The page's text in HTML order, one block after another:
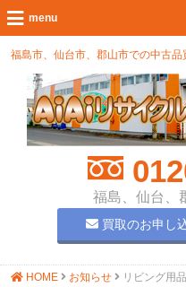
福島市、仙台市、郡山市での中古品
福島、仙台、
買取のお申し
HOME お知らせ リビング用品